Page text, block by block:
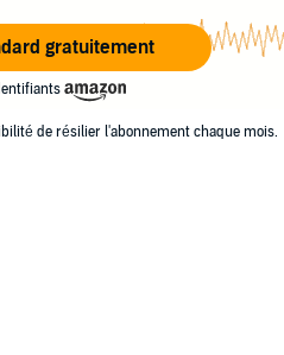
gratuitement
de résilier l'abonnement chaque mois.